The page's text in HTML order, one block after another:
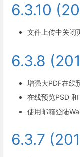
6.3.10
文件上传中关闭
6.3.8
增强大PDF在线
在线预览PSD
使用邮箱登陆
6.3.7